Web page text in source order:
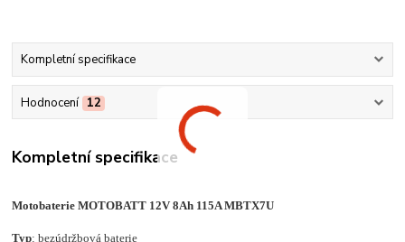
Kompletní specifikace
Hodnocení 12
Kompletní specifikace
Motobaterie MOTOBATT 12V 8Ah 115A MBTX7U
Typ: bezúdržbová baterie